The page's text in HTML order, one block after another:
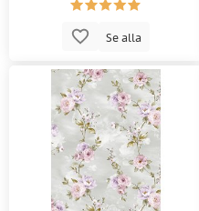
Se alla